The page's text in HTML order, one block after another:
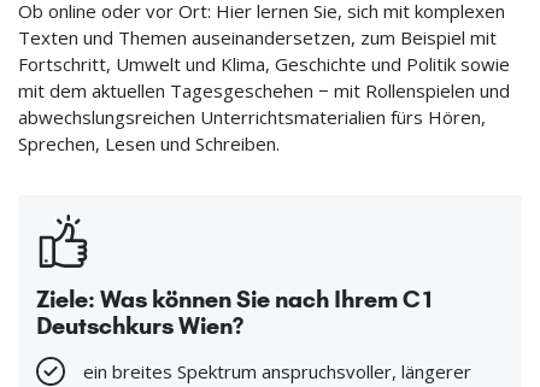
Ob online oder vor Ort: Hier lernen Sie, sich mit komplexen
Texten und Themen auseinandersetzen, zum Beispiel mit
Fortschritt, Umwelt und Klima, Geschichte und Politik sowie
mit dem aktuellen Tagesgeschehen − mit Rollenspielen und
abwechslungsreichen Unterrichtsmaterialien fürs Hören,
Sprechen, Lesen und Schreiben.
Ziele: Was können Sie nach Ihrem C1
Deutschkurs Wien?
ein breites Spektrum anspruchsvoller, längerer